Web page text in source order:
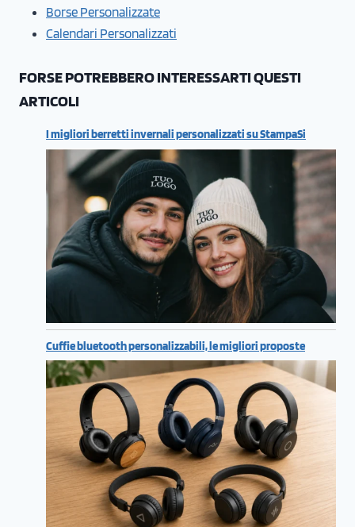
Borse Personalizzate
Calendari Personalizzati
FORSE POTREBBERO INTERESSARTI QUESTI
ARTICOLI
I migliori berretti invernali personalizzati su StampaSi
Cuffie bluetooth personalizzabili, le migliori proposte